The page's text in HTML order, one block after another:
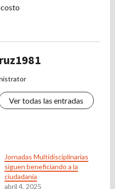
Ver todas las entradas
Jornadas Multidisciplinarias
siguen beneficiando a la
ciudadanía
abril 4, 2025